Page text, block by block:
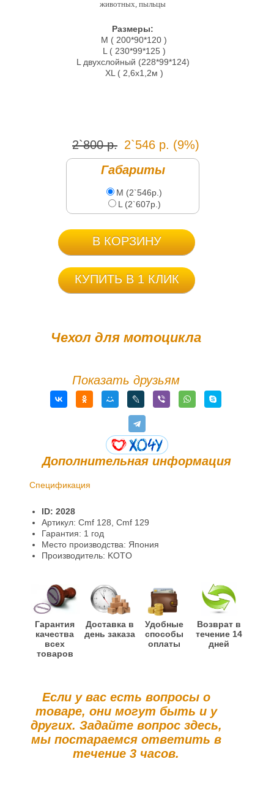
Чехол для мотоцикла
животных, пыльцы
Размеры:
M ( 200*90*120 )
L ( 230*99*125 )
L двухслойный (228*99*124)
XL ( 2,6х1,2м )
2`800 р. 2`546 р. (9%)
Габариты
M (2`546р.)
L (2`607р.)
В КОРЗИНУ
КУПИТЬ В 1 КЛИК
Показать друзьям
Дополнительная информация
Спецификация
Гарантии и возврат
Информация
ID: 2028
Артикул: Cmf 128, Cmf 129
Гарантия: 1 год
Место производства: Япония
Производитель: KOTO
Гарантия
качества
всех
товаров
Доставка в
день заказа
Удобные
способы
оплаты
Возврат в
течение 14
дней
Если у вас есть вопросы о
товаре, они могут быть и у
других. Задайте вопрос здесь,
мы постараемся ответить в
течение 3 часов.